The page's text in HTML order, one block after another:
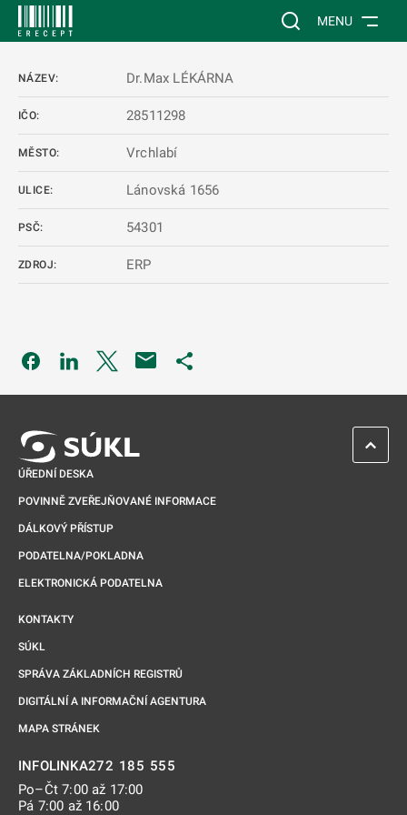
Vyhledávání na
MENU
NÁZEV: Dr.Max LÉKÁRNA
IČO: 28511298
MĚSTO: Vrchlabí
ULICE: Lánovská 1656
PSČ: 54301
ZDROJ: ERP
Odkaz se otevře na nové kartě
Odkaz se otevře na nové kartě
Odkaz se otevře na nové kartě
ÚŘEDNÍ DESKA
POVINNĚ ZVEŘEJŇOVANÉ INFORMACE
DÁLKOVÝ PŘÍSTUP
PODATELNA/POKLADNA
ELEKTRONICKÁ PODATELNA
KONTAKTY
SÚKL
SPRÁVA ZÁKLADNÍCH REGISTRŮ
DIGITÁLNÍ A INFORMAČNÍ AGENTURA
MAPA STRÁNEK
INFOLINKA272 185 555
Po–Čt 7:00 až 17:00
Pá 7:00 až 16:00
ZPĚT